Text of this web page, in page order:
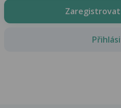
Zaregistrovat